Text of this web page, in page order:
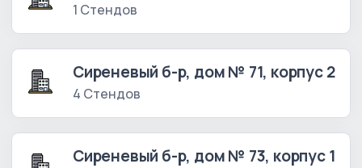
1 Стендов
Сиреневый б-р, дом № 71, корпус 2
4 Стендов
Сиреневый б-р, дом № 73, корпус 1